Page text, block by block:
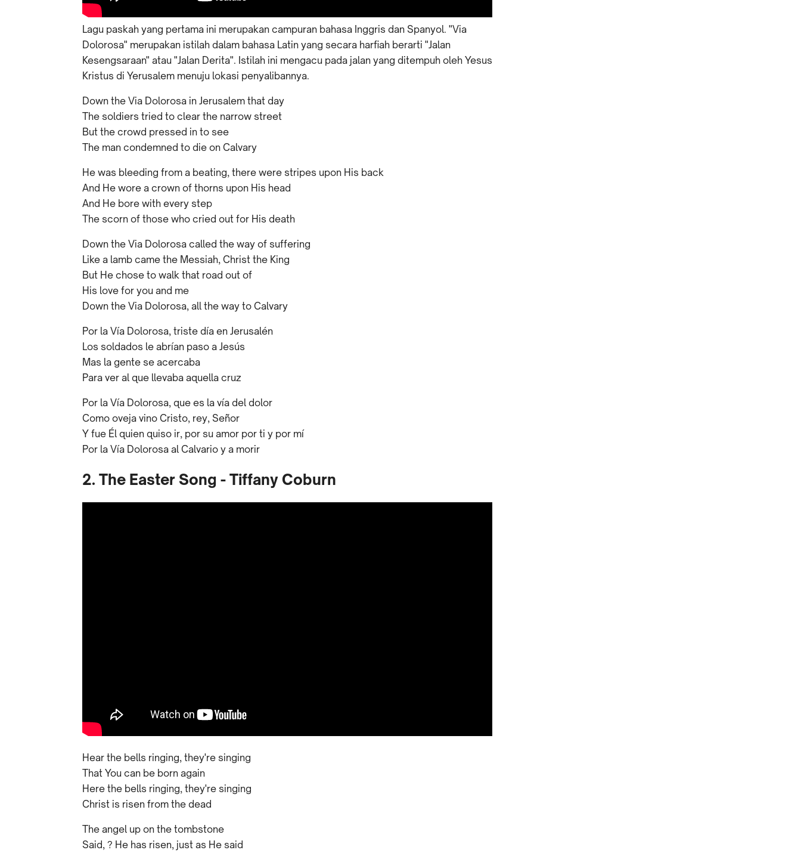
Lagu paskah yang pertama ini merupakan campuran bahasa Inggris dan Spanyol. "Via
Dolorosa" merupakan istilah dalam bahasa Latin yang secara harfiah berarti "Jalan
Kesengsaraan" atau "Jalan Derita". Istilah ini mengacu pada jalan yang ditempuh oleh Yesus
Kristus di Yerusalem menuju lokasi penyalibannya.
Down the Via Dolorosa in Jerusalem that day
The soldiers tried to clear the narrow street
But the crowd pressed in to see
The man condemned to die on Calvary
He was bleeding from a beating, there were stripes upon His back
And He wore a crown of thorns upon His head
And He bore with every step
The scorn of those who cried out for His death
Down the Via Dolorosa called the way of suffering
Like a lamb came the Messiah, Christ the King
But He chose to walk that road out of
His love for you and me
Down the Via Dolorosa, all the way to Calvary
Por la Vía Dolorosa, triste día en Jerusalén
Los soldados le abrían paso a Jesús
Mas la gente se acercaba
Para ver al que llevaba aquella cruz
Por la Vía Dolorosa, que es la vía del dolor
Como oveja vino Cristo, rey, Señor
Y fue Él quien quiso ir, por su amor por ti y por mí
Por la Vía Dolorosa al Calvario y a morir
2. The Easter Song - Tiffany Coburn
Hear the bells ringing, they're singing
That You can be born again
Here the bells ringing, they're singing
Christ is risen from the dead
The angel up on the tombstone
Said, ? He has risen, just as He said